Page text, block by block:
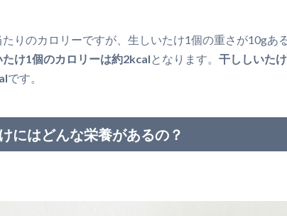
たりのカロリーですが、生しいたけ1個の重さが10gあ
たけ1個のカロリーは約2kcal となります。 干ししいた
です。
にはどんな栄養があるの？